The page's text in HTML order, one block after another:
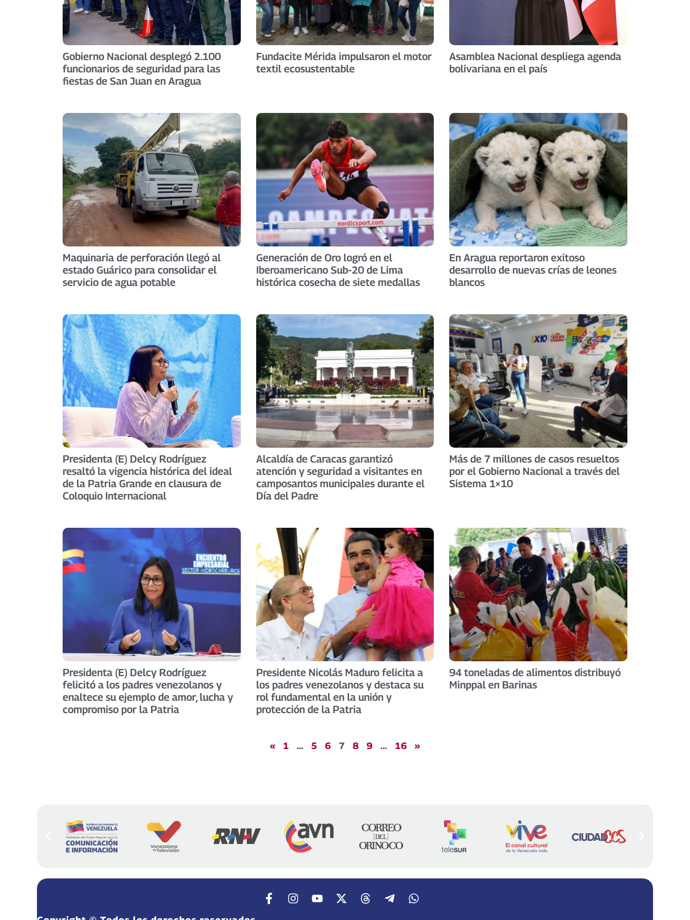
Gobierno Nacional desplegó 2.100
funcionarios de seguridad para las
fiestas de San Juan en Aragua
Fundacite Mérida impulsaron el motor
textil ecosustentable
Asamblea Nacional despliega agenda
bolivariana en el país
Maquinaria de perforación llegó al
estado Guárico para consolidar el
servicio de agua potable
Generación de Oro logró en el
Iberoamericano Sub-20 de Lima
histórica cosecha de siete medallas
En Aragua reportaron exitoso
desarrollo de nuevas crías de leones
blancos
Presidenta (E) Delcy Rodríguez
resaltó la vigencia histórica del ideal
de la Patria Grande en clausura de
Coloquio Internacional
Alcaldía de Caracas garantizó
atención y seguridad a visitantes en
camposantos municipales durante el
Día del Padre
Más de 7 millones de casos resueltos
por el Gobierno Nacional a través del
Sistema 1×10
Presidenta (E) Delcy Rodríguez
felicitó a los padres venezolanos y
enaltece su ejemplo de amor, lucha y
compromiso por la Patria
Presidente Nicolás Maduro felicita a
los padres venezolanos y destaca su
rol fundamental en la unión y
protección de la Patria
94 toneladas de alimentos distribuyó
Minppal en Barinas
« 1 … 5 6 7 8 9 … 16 »